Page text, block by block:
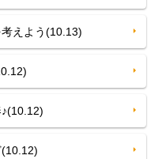
えよう(10.13)